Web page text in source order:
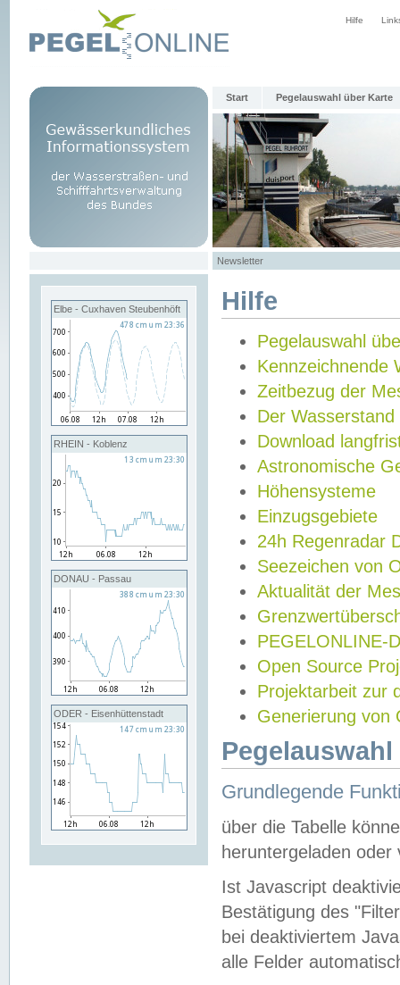
Hilfe
Start Pegelauswahl über Karte
Newsletter
Elbe - Cuxhaven Steubenhöft
RHEIN - Koblenz
DONAU - Passau
ODER - Eisenhüttenstadt
Hilfe
Pegelauswahl
Kennzeichnende
Zeitbezug der
Der Wasserstand
Download
Astronomische
Höhensysteme
Einzugsgebiete
24h Regenradar
Seezeichen von
Aktualität der
PEGELONLINE-
Open Source
Projektarbeit zur
Generierung von
Grundlegende
über die Tabelle
heruntergeladen oder
Ist Javascript
Bestätigung des
bei deaktiviertem
alle Felder